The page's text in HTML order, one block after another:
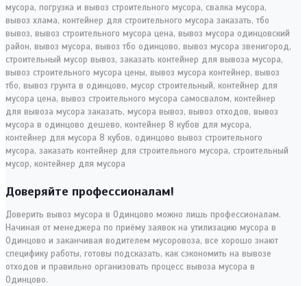
Доверяйте профессионалам!
Доверить вывоз мусора в Одинцово можно лишь профессионалам.
Начиная от менеджера по приёму заявок на утилизацию мусора в
Одинцово и заканчивая водителем мусоровоза, все хорошо знают
специфику работы, готовы подсказать, как сэкономить на вывозе
отходов и правильно организовать процесс вывоза мусора в
Одинцово.